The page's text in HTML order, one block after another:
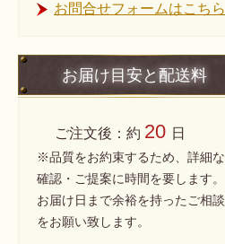
お問合せフォームはこちら
お届け目安と配送料
ご注文後：約 20 日
※品質をお約束するため、詳細な
確認・ご提案に時間を要します。
お届け日まで余裕を持ったご相談
をお願い致します。